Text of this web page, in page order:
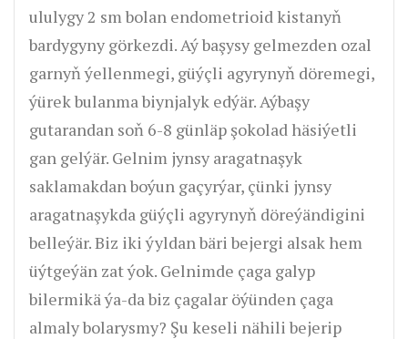
ululygy 2 sm bolan endometrioid kistanyň
bardygyny görkezdi. Aý başysy gelmezden ozal
garnyň ýellenmegi, güýçli agyrynyň döremegi,
ýürek bulanma biynjalyk edýär. Aýbaşy
gutarandan soň 6-8 günläp şokolad häsiýetli
gan gelýär. Gelnim jynsy aragatnaşyk
saklamakdan boýun gaçyrýar, çünki jynsy
aragatnaşykda güýçli agyrynyň döreýändigini
belleýär. Biz iki ýyldan bäri bejergi alsak hem
üýtgeýän zat ýok. Gelnimde çaga galyp
bilermikä ýa-da biz çagalar öýünden çaga
almaly bolarysmy? Şu keseli nähili bejerip